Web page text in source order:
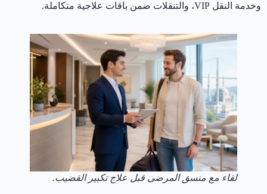
وخدمة النقل VIP، والتنقلات ضمن باقات علاجية متكاملة.
لقاء مع منسق المرضى قبل علاج تكبير القضيب.